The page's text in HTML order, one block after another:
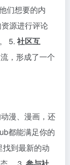
们想要的内
源进行评论
5. 社区互
，形成了一个
漫、漫画，还
都能满足你的
找到最新的动